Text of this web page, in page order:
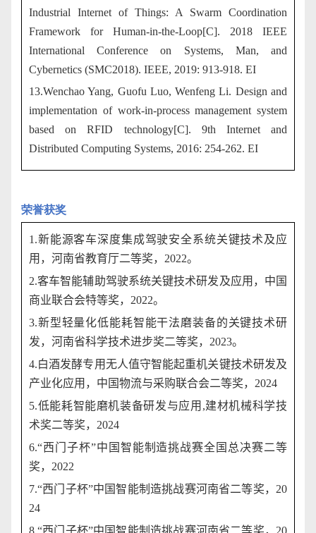
Industrial Internet of Things: A Swarm Coordination
Framework for Human-in-the-Loop[C]. 2018 IEEE
International Conference on Systems, Man, and
Cybernetics (SMC2018). IEEE, 2019: 913-918. EI
13.Wenchao Yang, Guofu Luo, Wenfeng Li. Design and
implementation of work-in-process management system
based on RFID technology[C]. 9th Internet and
Distributed Computing Systems, 2016: 254-262. EI
荣誉获奖
1.新能源客车深度集成驾驶安全系统关键技术及应
用，河南省教育厅二等奖， 2022。
2.客车智能辅助驾驶系统关键技术研发及应用，中国
商业联合会特等奖， 2022。
3.新型轻量化低能耗智能干法磨装备的关键技术研
发，河南省科学技术进步奖二等奖， 2023。
4.白酒发酵专用无人值守智能起重机关键技术研发及
产业化应用，中国物流与采购联合会二等奖， 2024
5.低能耗智能磨机装备研发与应用 ,建材机械科学技
术奖二等奖， 2024
6.“西门子杯”中国智能制造挑战赛全国总决赛二等
奖， 2022
7.“西门子杯”中国智能制造挑战赛河南省二等奖， 20
24
8.“西门子杯”中国智能制造挑战赛河南省二等奖， 20